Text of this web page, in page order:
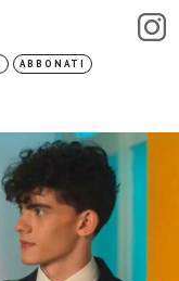
ABBONATI